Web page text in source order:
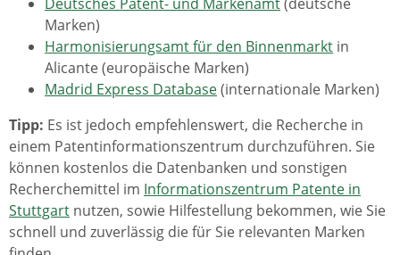
Marken)
Harmonisierungsamt für den Binnenmarkt in
Alicante (europäische Marken)
Madrid Express Database(internationale Marken)
Tipp: Es ist jedoch empfehlenswert, die Recherche in
einem Patentinformationszentrum durchzuführen. Sie
können kostenlos die Datenbanken und sonstigen
Recherchemittel im Informationszentrum Patente in
Stuttgart nutzen, sowie Hilfestellung bekommen, wie Sie
schnell und zuverlässig die für Sie relevanten Marken